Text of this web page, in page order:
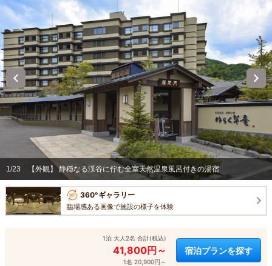
1/23 【外観】 静穏なる渓谷に佇む全室天然温泉風呂付きの湯宿
360°ギャラリー
臨場感ある画像で施設の様子を体験
1泊 大人2名 合計(税込)
41,800円～
1名 20,900円～
宿泊プランを探す